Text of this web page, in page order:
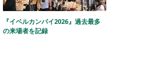
『イベルカンパイ2026』過去最多
の来場者を記録